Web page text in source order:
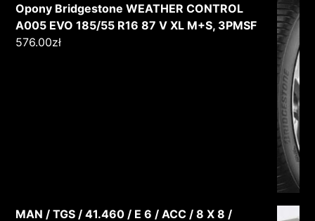
Opony Bridgestone WEATHER CONTROL
A005 EVO 185/55 R16 87 V XL M+S, 3PMSF
576.00zł
MAN / TGS / 41.460 / E 6 / ACC / 8 X 8 /